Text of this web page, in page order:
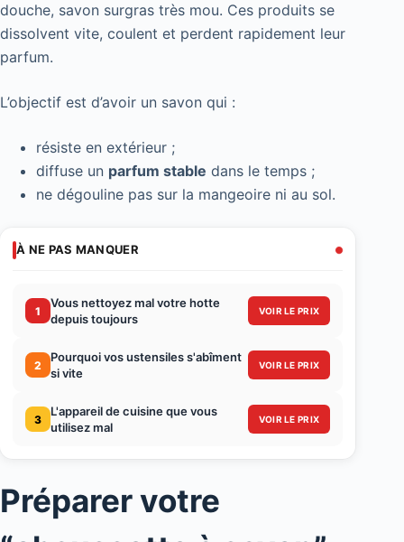
douche, savon surgras très mou. Ces produits se
dissolvent vite, coulent et perdent rapidement leur
parfum.
L’objectif est d’avoir un savon qui :
résiste en extérieur ;
diffuse un parfum stable dans le temps ;
ne dégouline pas sur la mangeoire ni au sol.
À NE PAS MANQUER
1
Vous nettoyez mal votre hotte
depuis toujours
VOIR LE PRIX
2
Pourquoi vos ustensiles s'abîment
si vite
VOIR LE PRIX
3
L'appareil de cuisine que vous
utilisez mal
VOIR LE PRIX
Préparer votre